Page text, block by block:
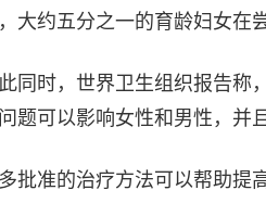
大约五分之一的育龄妇女在
同时，世界卫生组织报告称
题可以影响女性和男性，并
批准的治疗方法可以帮助提